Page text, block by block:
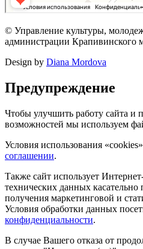
© Управление культуры,
администрации Крапивинского
Design by Diana Mordova
Предупреждение
Чтобы улучшить работу сайта и
возможностей мы используем
Условия использования
соглашении.
Также сайт использует
технических данных касательно
получения маркетинговой и
Условия обработки данных
конфиденциальности.
В случае Вашего отказа от